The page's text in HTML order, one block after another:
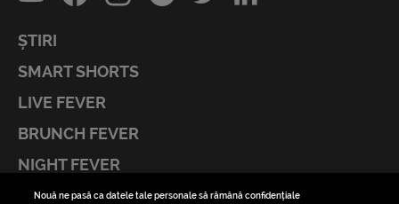
ȘTIRI
SMART SHORTS
LIVE FEVER
BRUNCH FEVER
NIGHT FEVER
LIVE FEVER CONCERT
Nouă ne pasă ca datele tale personale să rămână confidențiale